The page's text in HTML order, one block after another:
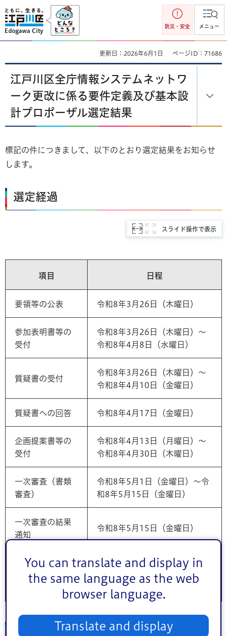
You can translate and display in
the same language as the web
browser language.
Translate and display
江戸川区
防災・安全 メニュー
更新日：2026年6月1日 ページID：71686
江戸川区全庁情報システムネットワ
ーク更改に係る要件定義及び基本設
計プロポーザル選定結果
標記の件につきまして、以下のとおり選定結果をお知らせ
します。
選定経過
スライド操作で表示
項目 日程
要領等の公表 令和8年3月26日（木曜日）
参加表明書等の
受付
令和8年3月26日（木曜日）～
令和8年4月8日（水曜日）
質疑書の受付
令和8年3月26日（木曜日）～
令和8年4月10日（金曜日）
質疑書への回答 令和8年4月17日（金曜日）
企画提案書等の
受付
令和8年4月13日（月曜日）～
令和8年4月30日（木曜日）
一次審査（書類
審査）
令和8年5月1日（金曜日）～令
和8年5月15日（金曜日）
一次審査の結果
通知
令和8年5月15日（金曜日）
二次審査（プレ
ゼンテーショ
令和8年5月25日（月曜日）
選定結果